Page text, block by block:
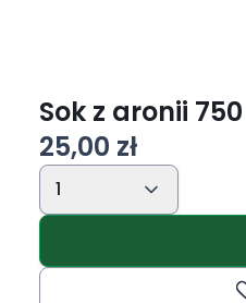
Sok z aronii
25,00 zł
1